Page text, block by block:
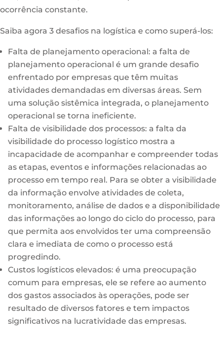
ocorrência constante.
Saiba agora 3 desafios na logística e como superá-los:
Falta de planejamento operacional: a falta de
planejamento operacional é um grande desafio
enfrentado por empresas que têm muitas
atividades demandadas em diversas áreas. Sem
uma solução sistêmica integrada, o planejamento
operacional se torna ineficiente.
Falta de visibilidade dos processos: a falta da
visibilidade do processo logístico mostra a
incapacidade de acompanhar e compreender todas
as etapas, eventos e informações relacionadas ao
processo em tempo real. Para se obter a visibilidade
da informação envolve atividades de coleta,
monitoramento, análise de dados e a disponibilidade
das informações ao longo do ciclo do processo, para
que permita aos envolvidos ter uma compreensão
clara e imediata de como o processo está
progredindo.
Custos logísticos elevados: é uma preocupação
comum para empresas, ele se refere ao aumento
dos gastos associados às operações, pode ser
resultado de diversos fatores e tem impactos
significativos na lucratividade das empresas.